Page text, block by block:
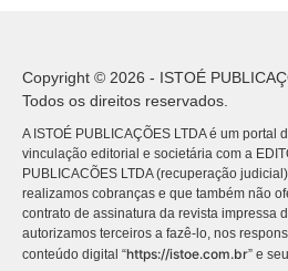
Copyright © 2026 - ISTOÉ
Todos os direitos reservados.
A ISTOÉ PUBLICAÇÕES LTDA é um portal
vinculação editorial e societária com a
PUBLICACÕES LTDA (recuperação
realizamos cobranças e que também não
contrato de assinatura da revista impressa
autorizamos terceiros a fazê-lo, nos
conteúdo digital “https://istoe.com.br” e